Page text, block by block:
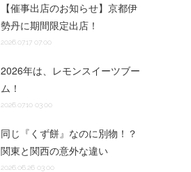
【催事出店のお知らせ】京都伊
勢丹に期間限定出店！
2026.07.17 07:00
2026年は、レモンスイーツブー
ム！
2026.07.10 03:00
同じ『くず餅』なのに別物！？
関東と関西の意外な違い
2026.06.26 03:00